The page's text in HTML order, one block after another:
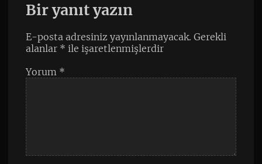
Bir yanıt yazın
E-posta adresiniz yayınlanmayacak. Gerekli
alanlar * ile işaretlenmişlerdir
Yorum *